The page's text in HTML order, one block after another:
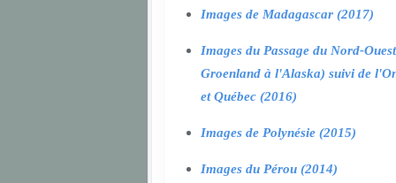
Images de Madagascar (2017)
Images du Passage du Nord-
Groenland à l'Alaska) suivi de
et Québec (2016)
Images de Polynésie (2015)
Images du Pérou (2014)